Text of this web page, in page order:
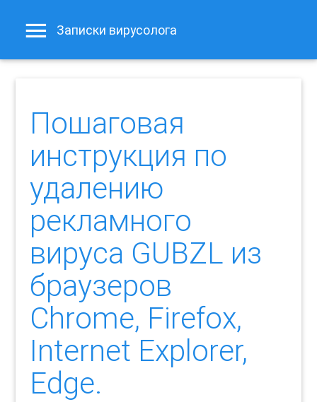
Записки вирусолога
Пошаговая
инструкция по
удалению
рекламного
вируса GUBZL из
браузеров
Chrome, Firefox,
Internet Explorer,
Edge.